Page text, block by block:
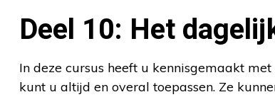
Deel 10: Het
In deze cursus heeft u kennisgemaakt
kunt u altijd en overal toepassen. Ze